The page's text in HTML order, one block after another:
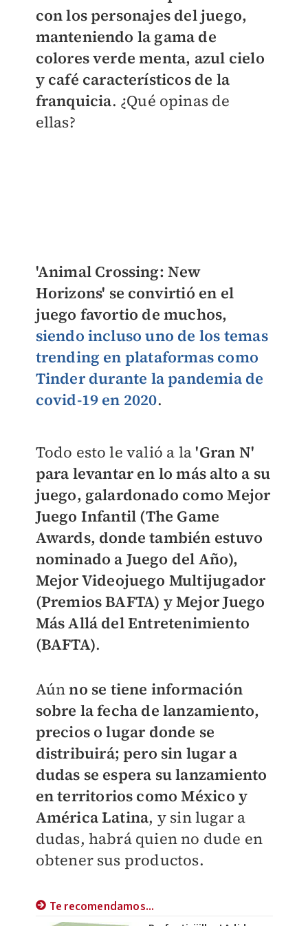
con los personajes del juego,
manteniendo la gama de
colores verde menta, azul cielo
y café característicos de la
franquicia. ¿Qué opinas de
ellas?
'​Animal Crossing: New
Horizons' se convirtió en el
juego favortio de muchos,
siendo incluso uno de los temas
trending en plataformas como
Tinderdurante la pandemia de
covid-19 en 2020.
Todo esto le valió a la'Gran N'
para levantar en lo más alto a su
juego, galardonado como Mejor
Juego Infantil (The Game
Awards, donde también estuvo
nominado a Juego del Año),
Mejor Videojuego Multijugador
(Premios BAFTA) y Mejor Juego
Más Allá del Entretenimiento
(BAFTA).
Aúnno se tiene información
sobre la fecha de lanzamiento,
precios o lugar donde se
distribuirá; pero sin lugar a
dudas se espera su lanzamiento
en territorios como México y
América Latina, y sin lugar a
dudas, habrá quien no dude en
obtener sus productos.
Te recomendamos...